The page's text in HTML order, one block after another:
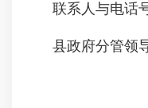
联系人与电话号
县政府分管领导